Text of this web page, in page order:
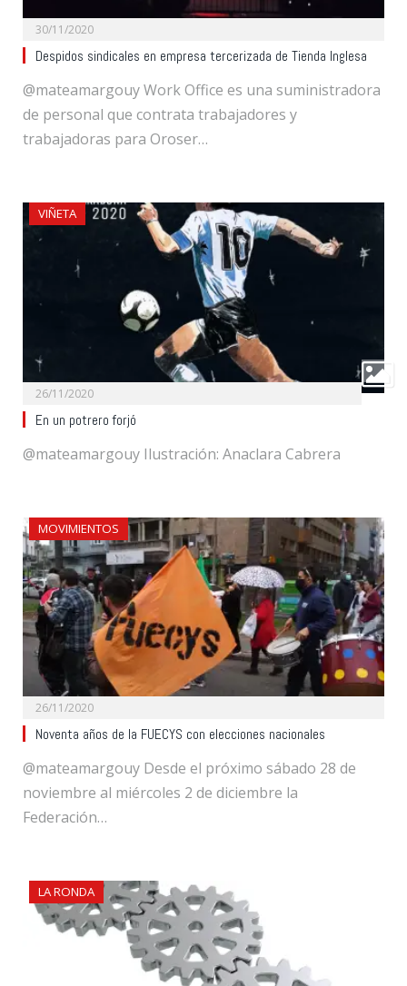
30/11/2020
Despidos sindicales en empresa tercerizada de Tienda Inglesa
@mateamargouy Work Office es una suministradora
de personal que contrata trabajadores y
trabajadoras para Oroser…
VIÑETA
26/11/2020
En un potrero forjó
@mateamargouy Ilustración: Anaclara Cabrera
MOVIMIENTOS
26/11/2020
Noventa años de la FUECYS con elecciones nacionales
@mateamargouy Desde el próximo sábado 28 de
noviembre al miércoles 2 de diciembre la
Federación…
LA RONDA